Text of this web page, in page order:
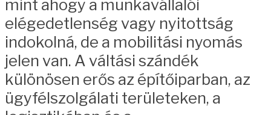
mint ahogy a munkavállalói
elégedetlenség vagy nyitottság
indokolná, de a mobilitási nyomás
jelen van. A váltási szándék
különösen erős az építőiparban, az
ügyfélszolgálati területeken, a